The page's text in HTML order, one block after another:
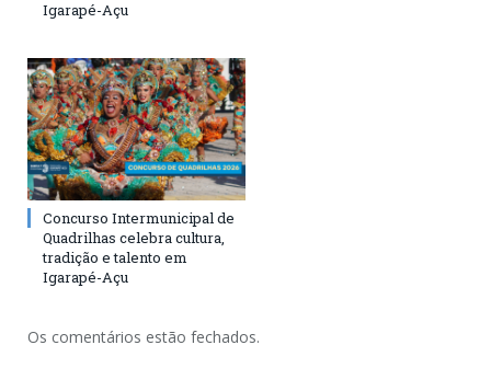
Igarapé-Açu
Concurso Intermunicipal de
Quadrilhas celebra cultura,
tradição e talento em
Igarapé-Açu
Os comentários estão fechados.